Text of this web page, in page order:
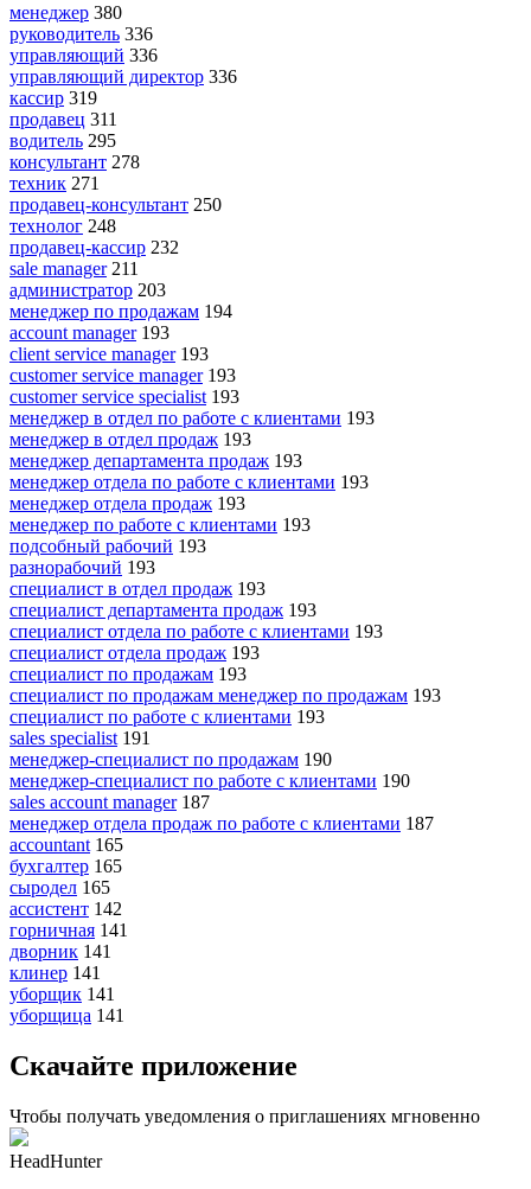
менеджер 380
руководитель 336
управляющий 336
управляющий директор 336
кассир 319
продавец 311
водитель 295
консультант 278
техник 271
продавец-консультант 250
технолог 248
продавец-кассир 232
sale manager 211
администратор 203
менеджер по продажам 194
account manager 193
client service manager 193
customer service manager 193
customer service specialist 193
менеджер в отдел по работе с клиентами 193
менеджер в отдел продаж 193
менеджер департамента продаж 193
менеджер отдела по работе с клиентами 193
менеджер отдела продаж 193
менеджер по работе с клиентами 193
подсобный рабочий 193
разнорабочий 193
специалист в отдел продаж 193
специалист департамента продаж 193
специалист отдела по работе с клиентами 193
специалист отдела продаж 193
специалист по продажам 193
специалист по продажам менеджер по продажам 193
специалист по работе с клиентами 193
sales specialist 191
менеджер-специалист по продажам 190
менеджер-специалист по работе с клиентами 190
sales account manager 187
менеджер отдела продаж по работе с клиентами 187
accountant 165
бухгалтер 165
сыродел 165
ассистент 142
горничная 141
дворник 141
клинер 141
уборщик 141
уборщица 141
Скачайте приложение
Чтобы получать уведомления о приглашениях мгновенно
HeadHunter